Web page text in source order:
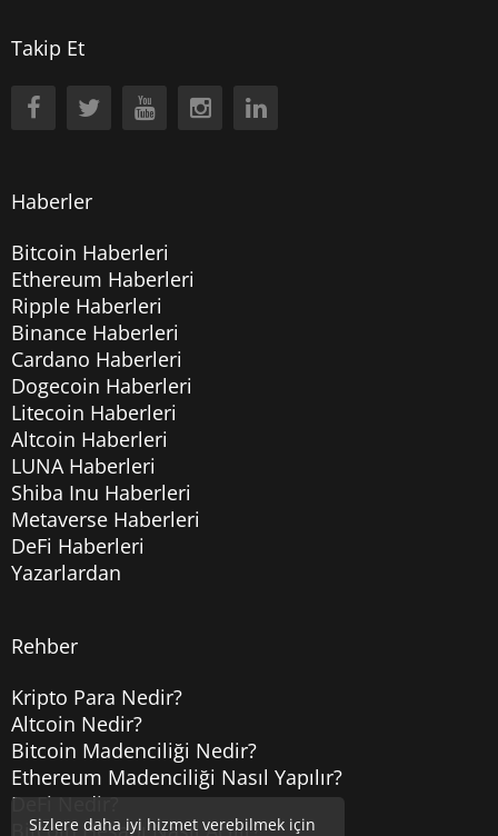
Takip Et
Haberler
Bitcoin Haberleri
Ethereum Haberleri
Ripple Haberleri
Binance Haberleri
Cardano Haberleri
Dogecoin Haberleri
Litecoin Haberleri
Altcoin Haberleri
LUNA Haberleri
Shiba Inu Haberleri
Metaverse Haberleri
DeFi Haberleri
Yazarlardan
Rehber
Kripto Para Nedir?
Altcoin Nedir?
Bitcoin Madenciliği Nedir?
Ethereum Madenciliği Nasıl Yapılır?
DeFi Nedir?
Bitcoin Hesabı Nasıl Açılır?
Sizlere daha iyi hizmet verebilmek için